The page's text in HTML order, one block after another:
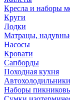
Кресла и наборы
Круги
Лодки
Матрацы,
Насосы
Кровати
Сапборды
Походная кухня
Автохолодильники
Наборы